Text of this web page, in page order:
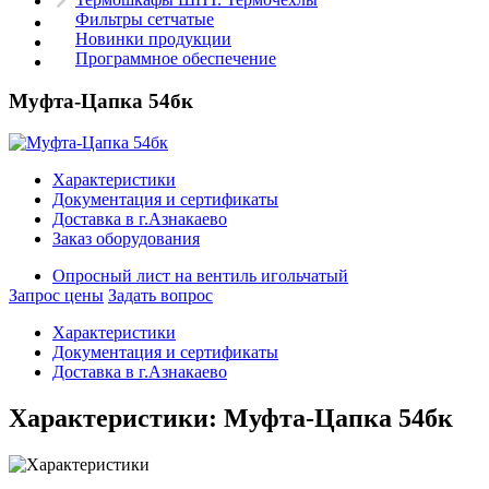
Фильтры сетчатые
Новинки продукции
Программное обеспечение
Муфта-Цапка 54бк
Характеристики
Документация и сертификаты
Доставка в г.Азнакаево
Заказ оборудования
Опросный лист на вентиль игольчатый
Запрос цены Задать вопрос
Характеристики
Документация и сертификаты
Доставка в г.Азнакаево
Характеристики: Муфта-Цапка 54бк